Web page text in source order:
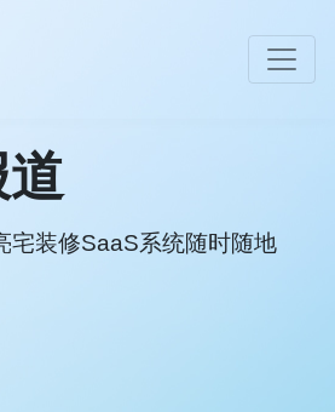
宅装修SaaS系统随时随地